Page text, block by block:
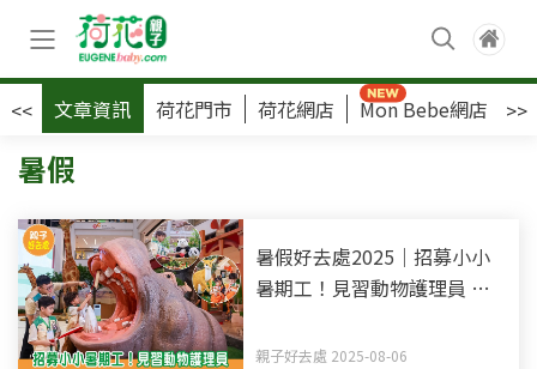
<< 文章資訊 荷花門市 荷花網店 Mon Bebe網店 >>
暑假
暑假好去處2025｜招募小小
暑期工！見習動物護理員 沉
親子好去處 2025-08-06